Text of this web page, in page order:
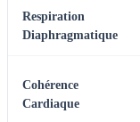
Respiration
Diaphragmatique
Cohérence
Cardiaque